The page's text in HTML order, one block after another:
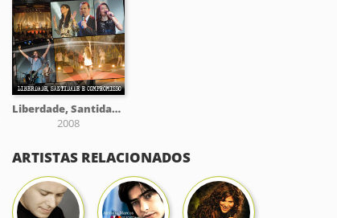
Liberdade, Santidade e Compromisso
2008
ARTISTAS RELACIONADOS